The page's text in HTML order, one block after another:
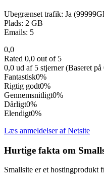
Ubegrænset trafik: Ja
Plads: 2 GB
Emails: 5
0,0
Rated 0,0 out of 5
0,0 ud af 5 stjerner (Baseret på
Fantastisk0%
Rigtig godt0%
Gennemsnitligt0%
Dårligt0%
Elendigt0%
Læs anmeldelser af Netsite
Hurtige fakta om
Smallsite er et hostingprodukt